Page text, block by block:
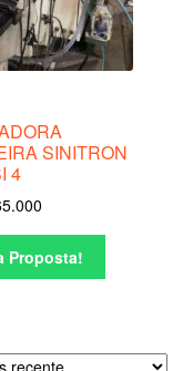
SINITRON
4
Proposta!